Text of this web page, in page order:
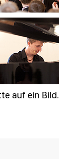
auf ein Bild.